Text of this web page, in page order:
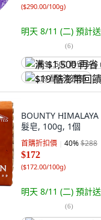
($290.00/100g)
明天 8/11 (二) 預計
(6)
满 $1,500 再省 $75
$19 酷澎幣回饋
BOUNTY
髮皂, 100g, 1個
首購折扣價 40%$288
$172
($172.00/100g)
明天 8/11 (二) 預計
(6)